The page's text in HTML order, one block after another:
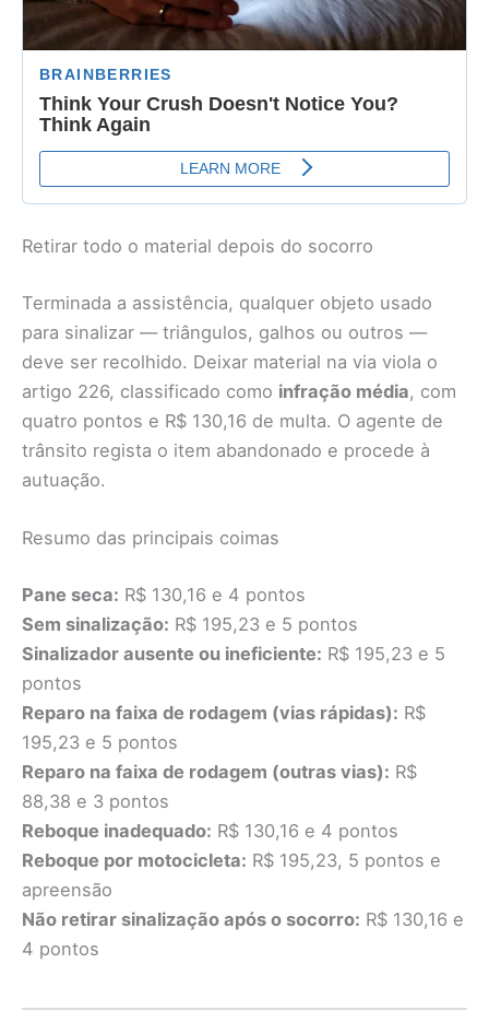
Retirar todo o material depois do socorro
Terminada a assistência, qualquer objeto usado
para sinalizar — triângulos, galhos ou outros —
deve ser recolhido. Deixar material na via viola o
artigo 226, classificado como infração média, com
quatro pontos e R$ 130,16 de multa. O agente de
trânsito regista o item abandonado e procede à
autuação.
Resumo das principais coimas
Pane seca: R$ 130,16 e 4 pontos
Sem sinalização: R$ 195,23 e 5 pontos
Sinalizador ausente ou ineficiente: R$ 195,23 e 5
pontos
Reparo na faixa de rodagem (vias rápidas): R$
195,23 e 5 pontos
Reparo na faixa de rodagem (outras vias): R$
88,38 e 3 pontos
Reboque inadequado: R$ 130,16 e 4 pontos
Reboque por motocicleta: R$ 195,23, 5 pontos e
apreensão
Não retirar sinalização após o socorro: R$ 130,16 e
4 pontos